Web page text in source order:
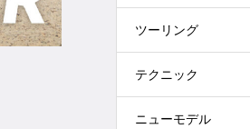
ツーリング
テクニック
ニューモデル